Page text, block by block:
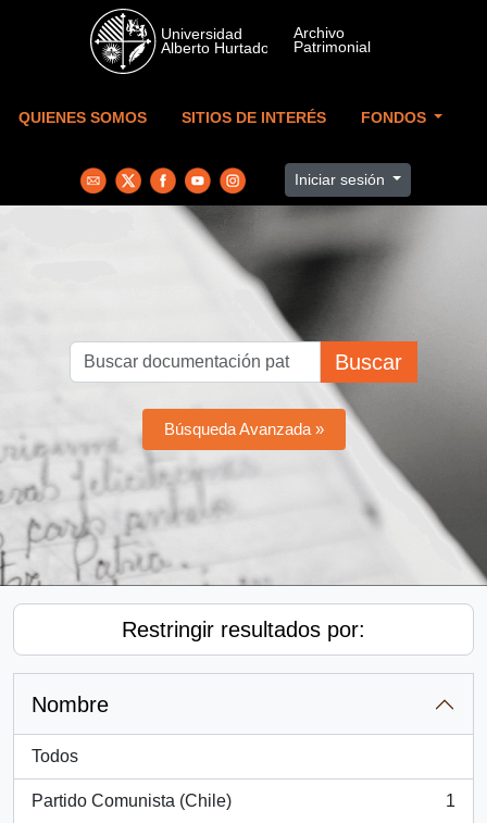
Skip to main content
QUIENES SOMOS SITIOS DE INTERÉS FONDOS
Iniciar sesión
Buscar
Búsqueda Avanzada »
Restringir resultados por:
Nombre
Todos
Partido Comunista (Chile)
, 1 resultados
1